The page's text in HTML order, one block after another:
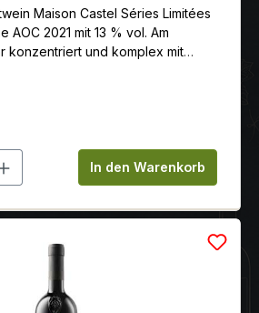
Maison Castel Séries Limitées
AOC 2021 mit 13 % vol. Am
konzentriert und komplex mit
aromatischen Länge.
Flaschen (2021) besitzt er ein
Gib den
In den Warenkorb